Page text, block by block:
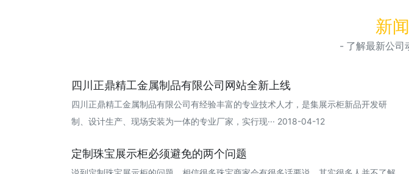
新
- 了解最新公司
四川正鼎精工金属制品有限公司网站全新上线
四川正鼎精工金属制品有限公司有经验丰富的专业技术人才，是集展示柜新品开发研
制、设计生产、现场安装为一体的专业厂家，实行现··· 2018-04-12
定制珠宝展示柜必须避免的两个问题